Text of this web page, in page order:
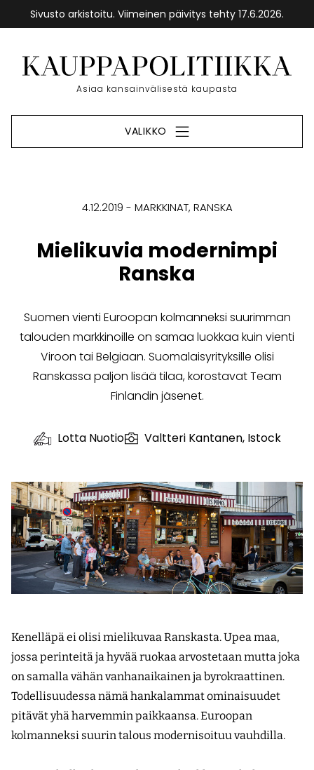
Sivusto arkistoitu. Viimeinen päivitys tehty 17.6.2026.
sisältöön
Etusivu
Asiaa kansainvälisestä kaupasta
VALIKKO
4.12.2019 MARKKINAT RANSKA
Mielikuvia modernimpi
Ranska
Suomen vienti Euroopan kolmanneksi suurimman
talouden markkinoille on samaa luokkaa kuin vienti
Viroon tai Belgiaan. Suomalaisyrityksille olisi
Ranskassa paljon lisää tilaa, korostavat Team
Finlandin jäsenet.
Lotta Nuotio Valtteri Kantanen, Istock
Kenelläpä ei olisi mielikuvaa Ranskasta. Upea maa,
jossa perinteitä ja hyvää ruokaa arvostetaan mutta joka
on samalla vähän vanhanaikainen ja byrokraattinen.
Todellisuudessa nämä hankalammat ominaisuudet
pitävät yhä harvemmin paikkaansa. Euroopan
kolmanneksi suurin talous modernisoituu vauhdilla.